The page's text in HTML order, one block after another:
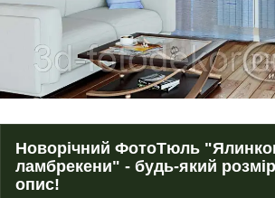
Новорічний ФотоТюль
ламбрекени" - будь-який
опис!